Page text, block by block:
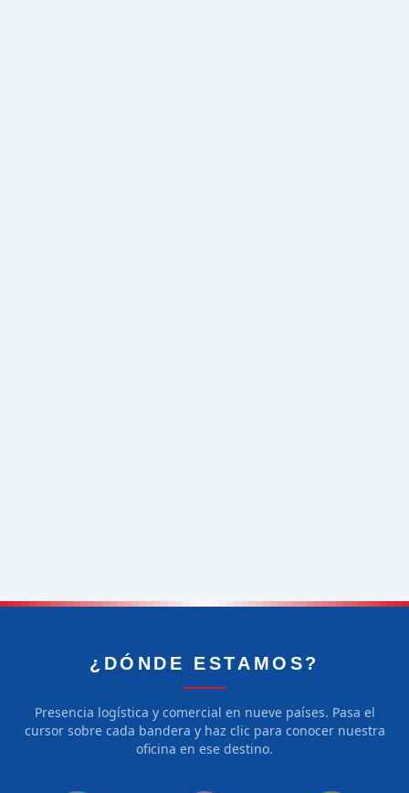
¿DÓNDE ESTAMOS?
Presencia logística y comercial en nueve países. Pasa el
cursor sobre cada bandera y haz clic para conocer nuestra
oficina en ese destino.